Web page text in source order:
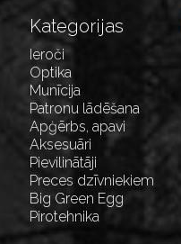
Kategorijas
Ieroči
Optika
Munīcija
Patronu lādēšana
Apģērbs, apavi
Aksesuāri
Pievilinātāji
Preces dzīvniekiem
Big Green Egg
Pirotehnika